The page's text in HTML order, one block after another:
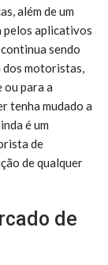
além de um
pelos aplicativos
sendo
dos motoristas,
para a
tenha mudado a
é um
de
de qualquer
de